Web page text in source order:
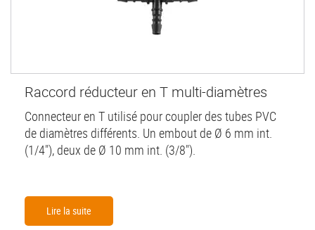
Raccord réducteur en T multi-diamètres
Connecteur en T utilisé pour coupler des tubes PVC
de diamètres différents. Un embout de Ø 6 mm int.
(1/4"), deux de Ø 10 mm int. (3/8").
Lire la suite